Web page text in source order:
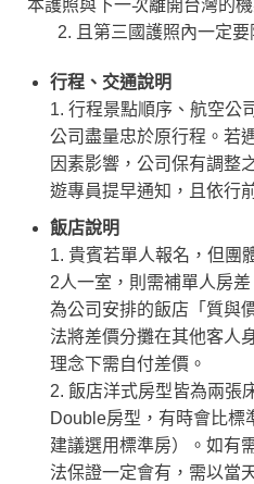
本護照與下一次離開台灣的機
2. 且第三國護照內一定要
行程、交通說明
1. 行程景點順序、航空公
公司盡量忠於原行程。若
因素影響，公司保有調整
遊專員提早通知，且依行
飯店說明
1. 貴賓若單人報名，但團
2人一室，則需補單人房
為公司安排的飯店「質與
法將差價分攤在其他客人
理念下需自付差價。
2. 飯店洋式房型皆為兩張
Double房型，有時會比標
建議選用標準房）。如有
法保證一定會有，需以當